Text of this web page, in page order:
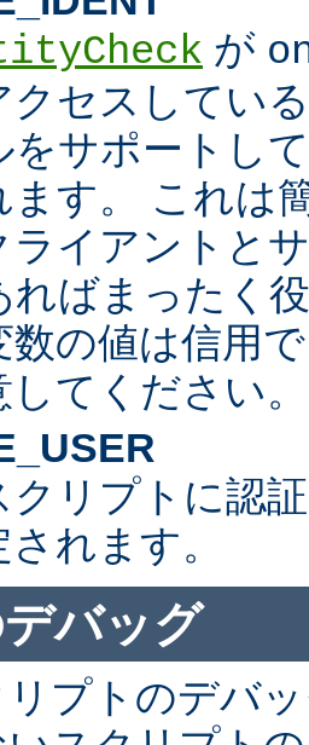
が
クセスしてい
をサポートし
ます。 これは
ライアントと
ればまったく
数の値は信用
てください。
クリプトに認
れます。
バッグ
プトのデバ